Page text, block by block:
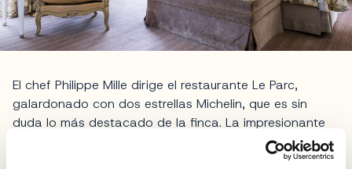
El chef Philippe Mille dirige el restaurante Le Parc,
galardonado con dos estrellas Michelin, que es sin
duda lo más destacado de la finca. La impresionante
carta de vinos, con más de 600 tipos de champán, lo
convierte en un punto de partida perfecto para